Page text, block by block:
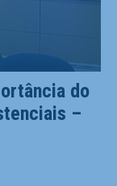
do
–